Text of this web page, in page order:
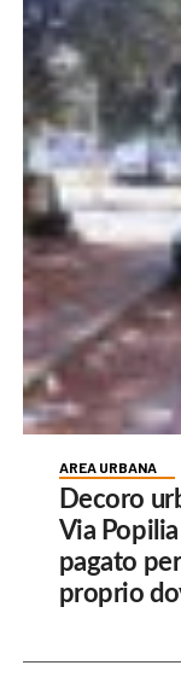
AREA URBANA
Decoro
Via Popilia
pagato
proprio